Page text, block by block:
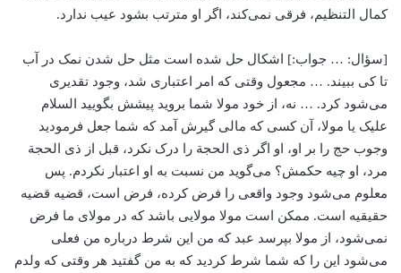
کمال التنظیم، فرقی نمی‌کند، اگر او مترتب بشود عیب ندارد.
[سؤال: … جواب:] اشکال حل شده است مثل حل شدن نمک در آب
تا کی ببیند. … مجعول وقتی که امر اعتباری شد، وجود تقدیری
می‌‌شود کرد. … نه، از خود مولا شما بروید پیشش بگویید السلام
علیک یا مولا، ‌آن کسی که مالی گیرش آمد که شما جعل فرمودید
وجوب حج را بر او، او اگر ذی الحجة‌ را درک نکرد، ‌قبل از ذی الحجة
مرد، او چیه حکمش؟ می‌‌گوید من نسبت به او اعتبار نکردم. پس
معلوم می‌شود وجود واقعی را فرض کرده، ‌فرض است، ‌قضیه قضیه
حقیقیه است. ممکن است مولا مولایی باشد که در مولای ما فرض
نمی‌شود، از مولا بپرسد عبد که من این شرط درباره من فعلی
می‌‌شود این را که شما شرط کردید که به من گفتید هر وقتی که ولدم